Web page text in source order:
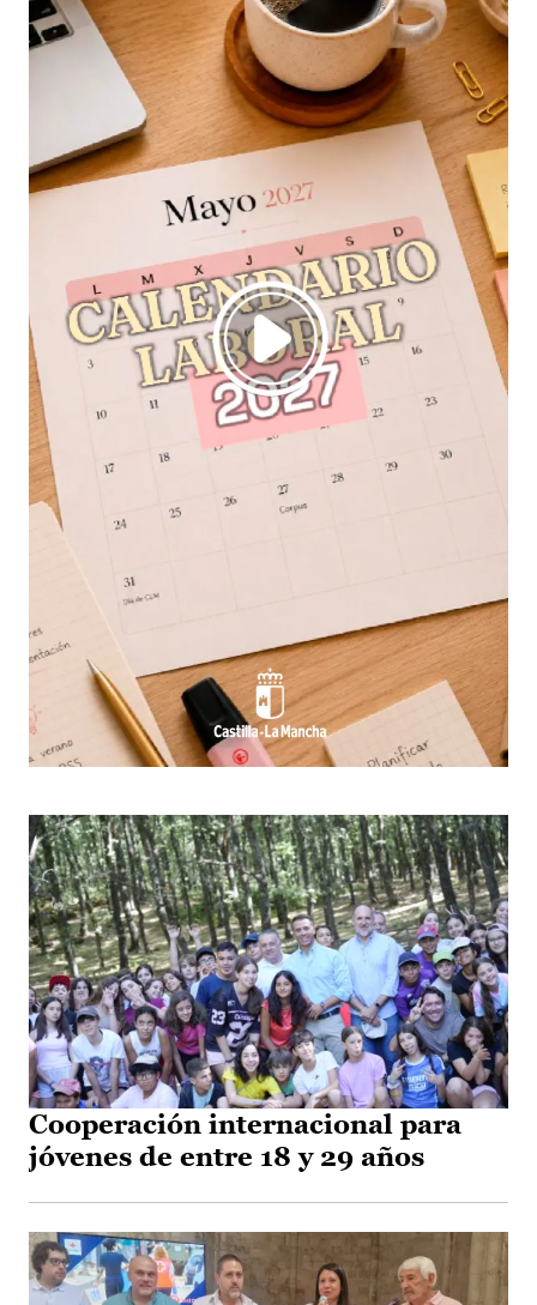
Cooperación internacional para
jóvenes de entre 18 y 29 años